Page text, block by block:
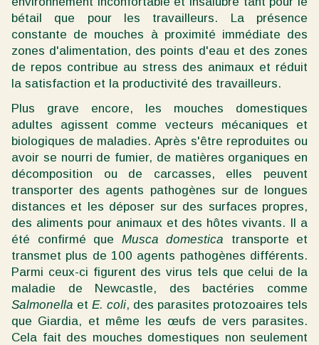
bétail que pour les travailleurs. La présence
constante de mouches à proximité immédiate des
zones d'alimentation, des points d'eau et des zones
de repos contribue au stress des animaux et réduit
la satisfaction et la productivité des travailleurs.
Plus grave encore, les mouches domestiques
adultes agissent comme vecteurs mécaniques et
biologiques de maladies. Après s'être reproduites ou
avoir se nourri de fumier, de matières organiques en
décomposition ou de carcasses, elles peuvent
transporter des agents pathogènes sur de longues
distances et les déposer sur des surfaces propres,
des aliments pour animaux et des hôtes vivants. Il a
été confirmé que Musca domestica transporte et
transmet plus de 100 agents pathogènes différents.
Parmi ceux-ci figurent des virus tels que celui de la
maladie de Newcastle, des bactéries comme
Salmonella et E. coli, des parasites protozoaires tels
que Giardia, et même les œufs de vers parasites.
Cela fait des mouches domestiques non seulement